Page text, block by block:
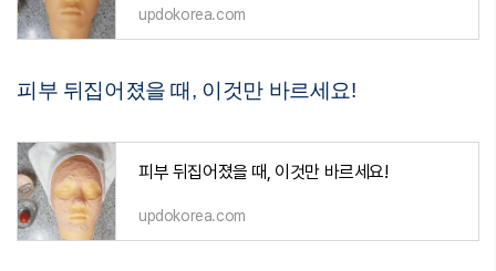
updokorea.com
피부 뒤집어졌을 때, 이것만 바르세요!
피부 뒤집어졌을 때, 이것만 바르세요!
updokorea.com